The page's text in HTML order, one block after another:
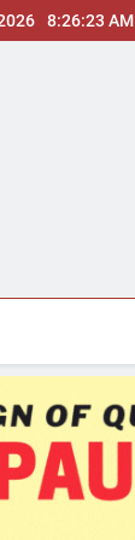
8:26:24 AM